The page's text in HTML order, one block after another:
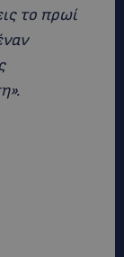
το πρωί